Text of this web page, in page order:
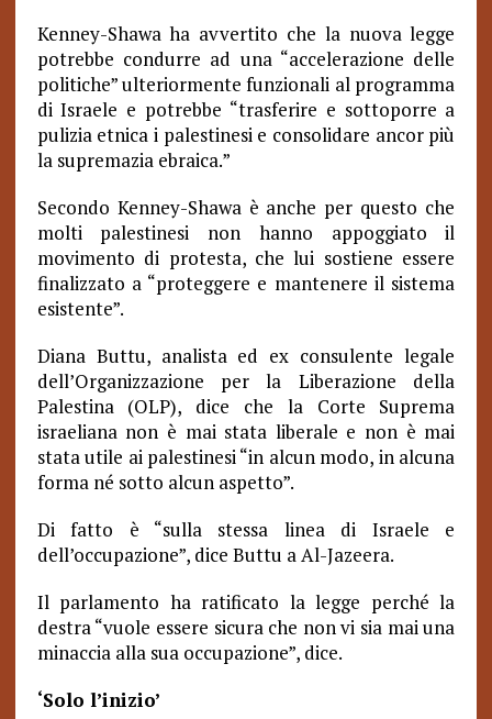
Kenney-Shawa ha avvertito che la nuova legge
potrebbe condurre ad una “accelerazione delle
politiche” ulteriormente funzionali al programma
di Israele e potrebbe “trasferire e sottoporre a
pulizia etnica i palestinesi e consolidare ancor più
la supremazia ebraica.”
Secondo Kenney-Shawa è anche per questo che
molti palestinesi non hanno appoggiato il
movimento di protesta, che lui sostiene essere
finalizzato a “proteggere e mantenere il sistema
esistente”.
Diana Buttu, analista ed ex consulente legale
dell’Organizzazione per la Liberazione della
Palestina (OLP), dice che la Corte Suprema
israeliana non è mai stata liberale e non è mai
stata utile ai palestinesi “in alcun modo, in alcuna
forma né sotto alcun aspetto”.
Di fatto è “sulla stessa linea di Israele e
dell’occupazione”, dice Buttu a Al-Jazeera.
Il parlamento ha ratificato la legge perché la
destra “vuole essere sicura che non vi sia mai una
minaccia alla sua occupazione”, dice.
‘Solo l’inizio’